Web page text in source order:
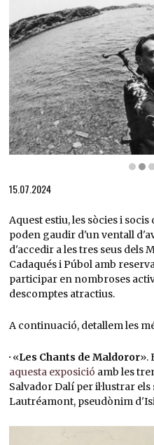
15.07.2024
Aquest estiu, les sòcies i socis
poden gaudir d'un ventall
d'accedir a les tres seus dels
Cadaqués i Púbol amb
participar en nombroses
descomptes atractius.
A continuació, detallem les
· «Les Chants de Maldoror».
aquesta exposició amb les
Salvador Dalí per il·lustrar
Lautréamont, pseudònim